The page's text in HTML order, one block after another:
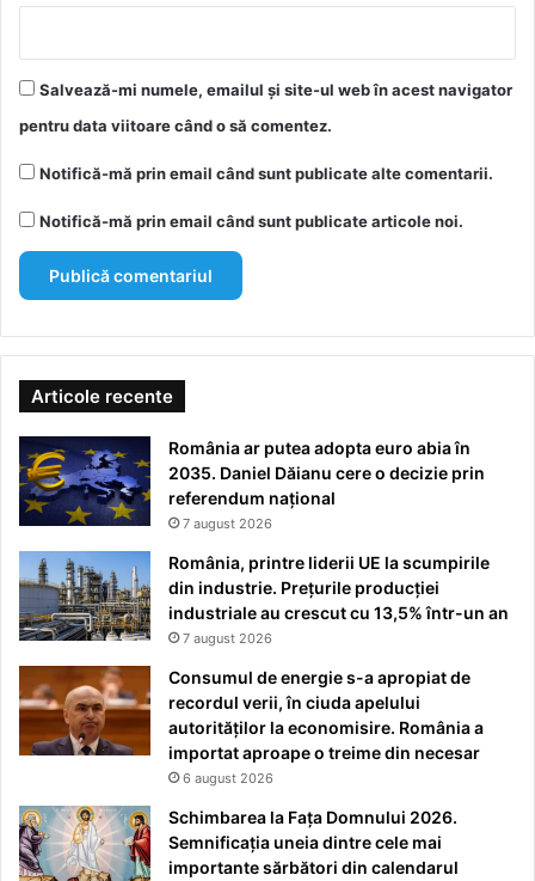
Salvează-mi numele, emailul și site-ul web în acest navigator
pentru data viitoare când o să comentez.
Notifică-mă prin email când sunt publicate alte comentarii.
Notifică-mă prin email când sunt publicate articole noi.
Articole recente
România ar putea adopta euro abia în
2035. Daniel Dăianu cere o decizie prin
referendum național
7 august 2026
România, printre liderii UE la scumpirile
din industrie. Prețurile producției
industriale au crescut cu 13,5% într-un an
7 august 2026
Consumul de energie s-a apropiat de
recordul verii, în ciuda apelului
autorităților la economisire. România a
importat aproape o treime din necesar
6 august 2026
Schimbarea la Fața Domnului 2026.
Semnificația uneia dintre cele mai
importante sărbători din calendarul